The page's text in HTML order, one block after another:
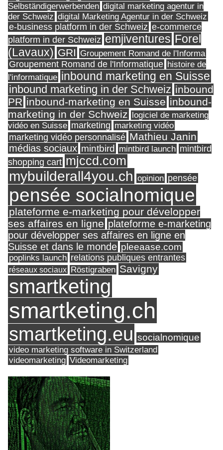
Selbständigerwerbenden digital marketing agentur in
der Schweiz digital Marketing Agentur in der Schweiz
e-business platform in der Schweiz e-commerce
platform in der Schweiz emjiventures Forel
(Lavaux) GRI Groupement Romand de l'Informa
Groupement Romand de l'Informatique histoire de
l'informatique inbound marketing en Suisse
inbound marketing in der Schweiz inbound
PR inbound-marketing en Suisse inbound-
marketing in der Schweiz logiciel de marketing
vidéo en Suisse marketing marketing vidéo
marketing vidéo personnalisé Mathieu Janin
médias sociaux mintbird mintbird launch mintbird
shopping cart mjccd.com
mybuilderall4you.ch opinion pensée
pensée socialnomique
plateforme e-marketing pour développer
ses affaires en ligne plateforme e-marketing
pour développer ses affaires en ligne en
Suisse et dans le monde pleeaase.com
poplinks launch relations publiques entrantes
réseaux sociaux Röstigraben Savigny
smartketing
smartketing.ch
smartketing.eu socialnomique
video marketing software in Switzerland
videomarketing Videomarketing